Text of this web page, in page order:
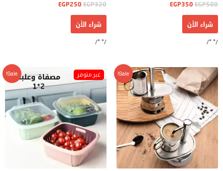
EGP500
EGP350
شراء الأن
/* */
EGP320
EGP250
شراء الأن
/* */
Sale!
Sale!